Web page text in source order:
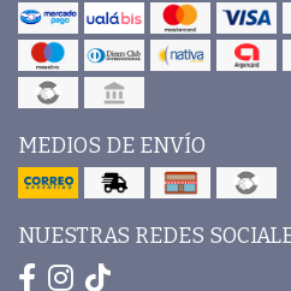
MEDIOS DE ENVÍO
NUESTRAS REDES